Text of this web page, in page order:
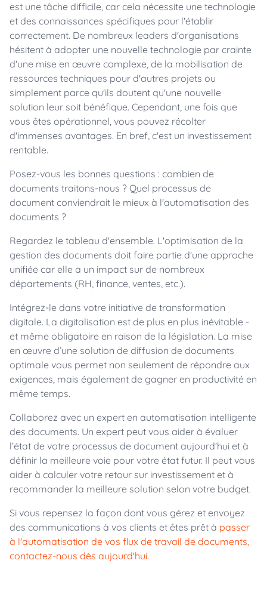
est une tâche difficile, car cela nécessite une technologie
et des connaissances spécifiques pour l'établir
correctement. De nombreux leaders d'organisations
hésitent à adopter une nouvelle technologie par crainte
d'une mise en œuvre complexe, de la mobilisation de
ressources techniques pour d'autres projets ou
simplement parce qu'ils doutent qu'une nouvelle
solution leur soit bénéfique. Cependant, une fois que
vous êtes opérationnel, vous pouvez récolter
d'immenses avantages. En bref, c'est un investissement
rentable.
Posez-vous les bonnes questions : combien de
documents traitons-nous ? Quel processus de
document conviendrait le mieux à l'automatisation des
documents ?
Regardez le tableau d'ensemble. L'optimisation de la
gestion des documents doit faire partie d'une approche
unifiée car elle a un impact sur de nombreux
départements (RH, finance, ventes, etc.).
Intégrez-le dans votre initiative de transformation
digitale. La digitalisation est de plus en plus inévitable -
et même obligatoire en raison de la législation. La mise
en œuvre d’une solution de diffusion de documents
optimale vous permet non seulement de répondre aux
exigences, mais également de gagner en productivité en
même temps.
Collaborez avec un expert en automatisation intelligente
des documents. Un expert peut vous aider à évaluer
l’état de votre processus de document aujourd'hui et à
définir la meilleure voie pour votre état futur. Il peut vous
aider à calculer votre retour sur investissement et à
recommander la meilleure solution selon votre budget.
Si vous repensez la façon dont vous gérez et envoyez
des communications à vos clients et êtes prêt à passer
à l'automatisation de vos flux de travail de documents,
contactez-nous dès aujourd'hui.